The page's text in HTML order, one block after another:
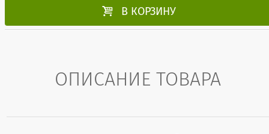
 В КОРЗИНУ
ОПИСАНИЕ ТОВАРА